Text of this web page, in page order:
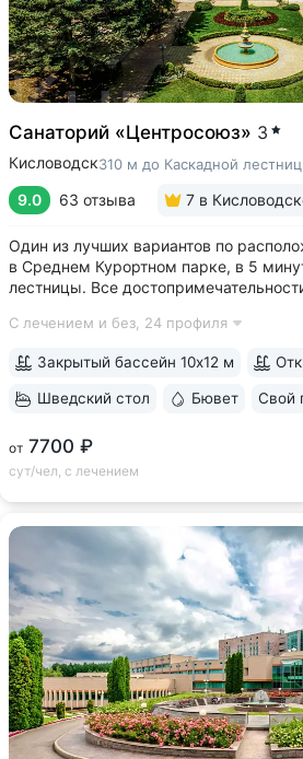
Санаторий «Центросоюз» 3
Кисловодск310 м до Каскадной
9.0 63 отзыва 7 в
Один из лучших вариантов по
в Среднем Курортном парке, в 5
лестницы. Все
переходит в Курортный парк, к
С лечением и без, 24 профиля
от 7700 ₽
сут/чел, с лечением
Закрытый бассейн 10х12 м
Шведский стол Бювет Свой